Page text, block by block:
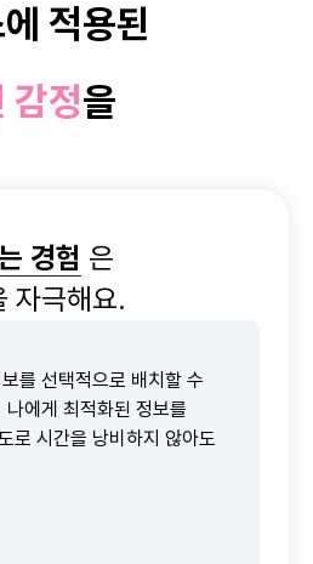
적용된
감정을
경험 은
자극해요.
를 선택적으로 배치할 수
에게 최적화된 정보를
로 시간을 낭비하지 않아도